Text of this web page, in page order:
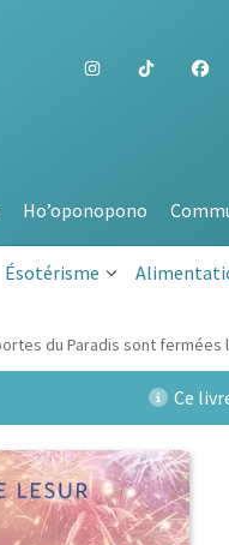
Ho’oponopono
Ésotérisme
du Paradis sont fermées
Ce